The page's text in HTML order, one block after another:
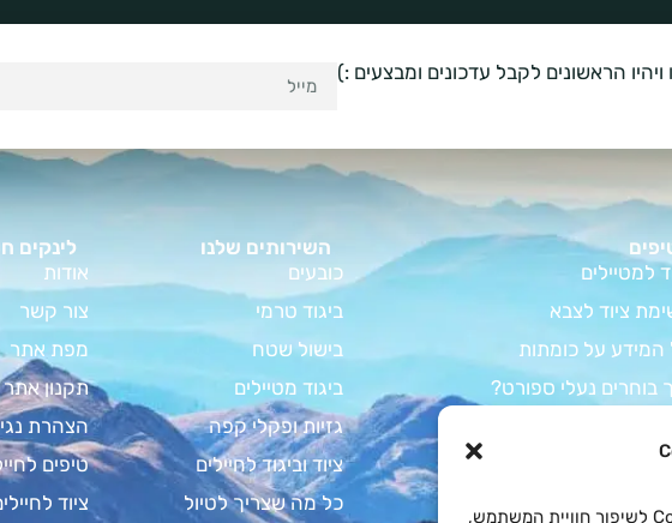
לידיעתך, אתר "מסע בטבע" משתמש בקובצי Cookies לשיפור חוויית המשתמש,
הראשונים לקבל עדכונים ומבצעים :)
למטיילים
ציוד לצבא
המידע על כומתות
בוחרים נעלי ספורט?
למתגייס – המדריך המלא
השירותים שלנו
כובעים
ביגוד טרמי
בישול שטח
ביגוד מטיילים
גזיות ופקלי קפה
ציוד וביגוד לחיילים
כל מה שצריך לטיול
לינקים
אודות
צור קשר
מפת אתר
תקנון אתר
הצהרת
טיפים
ציוד